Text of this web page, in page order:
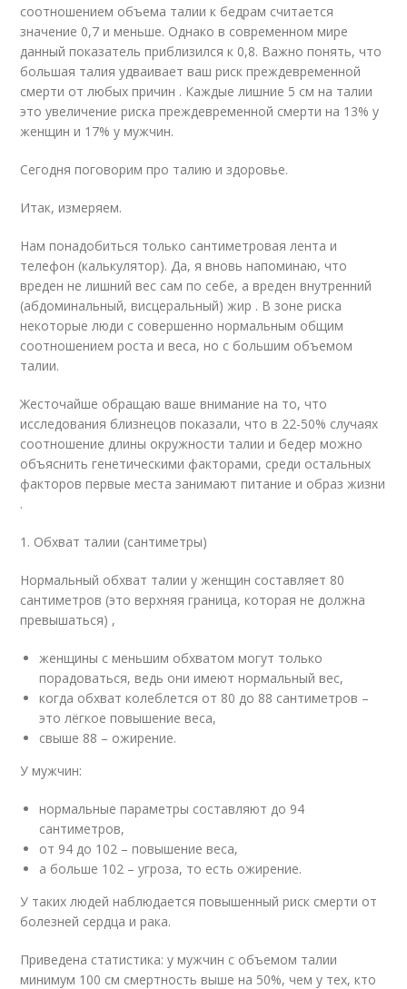
соотношением объема талии к бедрам считается
значение 0,7 и меньше. Однако в современном мире
данный показатель приблизился к 0,8. Важно понять, что
большая талия удваивает ваш риск преждевременной
смерти от любых причин . Каждые лишние 5 см на талии
это увеличение риска преждевременной смерти на 13% у
женщин и 17% у мужчин.
Сегодня поговорим про талию и здоровье.
Итак, измеряем.
Нам понадобиться только сантиметровая лента и
телефон (калькулятор). Да, я вновь напоминаю, что
вреден не лишний вес сам по себе, а вреден внутренний
(абдоминальный, висцеральный) жир . В зоне риска
некоторые люди с совершенно нормальным общим
соотношением роста и веса, но с большим объемом
талии.
Жесточайше обращаю ваше внимание на то, что
исследования близнецов показали, что в 22-50% случаях
соотношение длины окружности талии и бедер можно
объяснить генетическими факторами, среди остальных
факторов первые места занимают питание и образ жизни
.
1. Обхват талии (сантиметры)
Нормальный обхват талии у женщин составляет 80
сантиметров (это верхняя граница, которая не должна
превышаться) ,
женщины с меньшим обхватом могут только
порадоваться, ведь они имеют нормальный вес,
когда обхват колеблется от 80 до 88 сантиметров –
это лёгкое повышение веса,
свыше 88 – ожирение.
У мужчин:
нормальные параметры составляют до 94
сантиметров,
от 94 до 102 – повышение веса,
а больше 102 – угроза, то есть ожирение.
У таких людей наблюдается повышенный риск смерти от
болезней сердца и рака.
Приведена статистика: у мужчин с объемом талии
минимум 100 см смертность выше на 50%, чем у тех, кто